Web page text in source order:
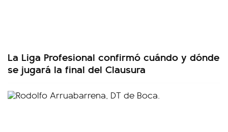
La Liga Profesional confirmó cuándo y dónde
se jugará la final del Clausura